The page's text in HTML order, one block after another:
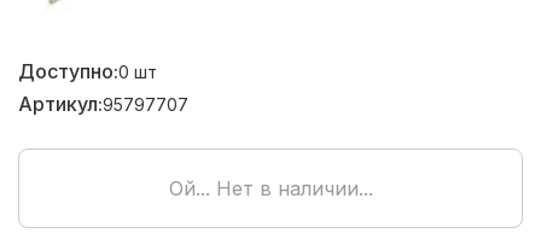
Доступно:0 шт
Артикул:95797707
Ой... Нет в наличии...